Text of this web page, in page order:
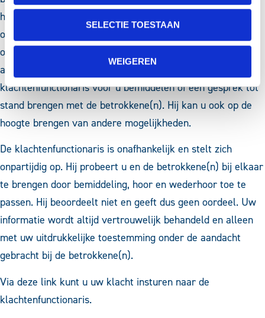
SELECTIE TOESTAAN
WEIGEREN
het afhandelen van uw klacht. U kunt altijd bij hem terecht
om over het voorval te praten. Het kan zijn dat u een
ontevredenheid alleen wilt melden of een signaal wilt
afgeven. Als u streeft naar een oplossing kan deze
klachtenfunctionaris voor u bemiddelen of een gesprek tot
stand brengen met de betrokkene(n). Hij kan u ook op de
hoogte brengen van andere mogelijkheden.
De klachtenfunctionaris is onafhankelijk en stelt zich
onpartijdig op. Hij probeert u en de betrokkene(n) bij elkaar
te brengen door bemiddeling, hoor en wederhoor toe te
passen. Hij beoordeelt niet en geeft dus geen oordeel. Uw
informatie wordt altijd vertrouwelijk behandeld en alleen
met uw uitdrukkelijke toestemming onder de aandacht
gebracht bij de betrokkene(n).
Via deze link kunt u uw klacht insturen naar de
klachtenfunctionaris.